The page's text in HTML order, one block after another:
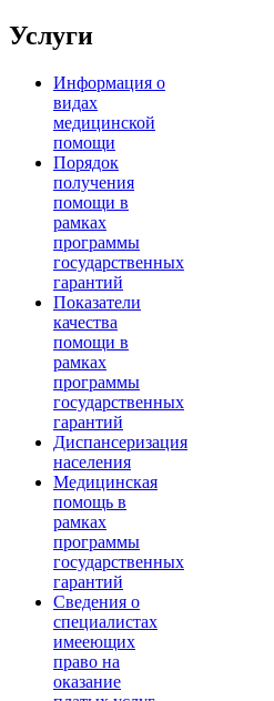
Услуги
Информация о
видах
медицинской
помощи
Порядок
получения
помощи в
рамках
программы
государственных
гарантий
Показатели
качества
помощи в
рамках
программы
государственных
гарантий
Диспансеризация
населения
Медицинская
помощь в
рамках
программы
государственных
гарантий
Сведения о
специалистах
имееющих
право на
оказание